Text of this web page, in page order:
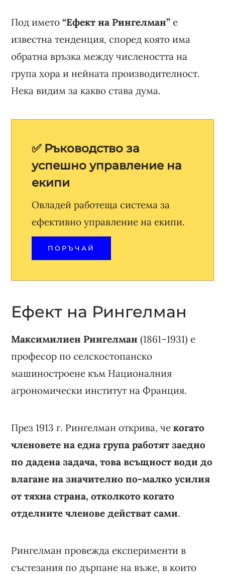
Под името“Ефект на Рингелман” е
известна тенденция, според която има
обратна връзка между числеността на
група хора и нейната производителност.
Нека видим за какво става дума.
✅ Ръководство за
успешно управление на
екипи
Овладей работеща система за
ефективно управление на екипи.
ПОРЪЧАЙ
Ефект на Рингелман
Максимилиен Рингелман (1861–1931) е
професор по селскостопанско
машиностроене към Националния
агрономически институт на Франция.
През 1913 г. Рингелман открива, чекогато
членовете на една група работят заедно
по дадена задача, това всъщност води до
влагане на значително по-малко усилия
от тяхна страна, отколкото когато
отделните членове действат сами.
Рингелман провежда експерименти в
състезания по дърпане на въже, в които